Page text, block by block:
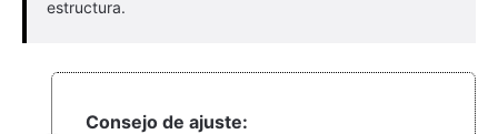
estructura.
Consejo de ajuste: